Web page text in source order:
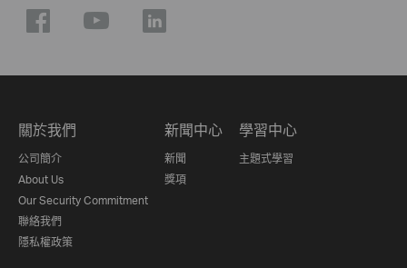
關於我們
公司簡介
About Us
Our Security Commitment
聯絡我們
隱私權政策
新聞中心
新聞
獎項
學習中心
主題式學習